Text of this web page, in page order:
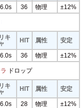
6.0s 36 物理 ±12%
リキ
ャ
HIT 属性 安定
6.0s 36 物理 ±12%
ドロップ
リキ
ャ
HIT 属性 安定
6.0s 28 物理 ±12%